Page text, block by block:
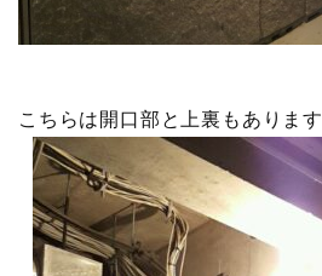
こちらは開口部と上裏もあります